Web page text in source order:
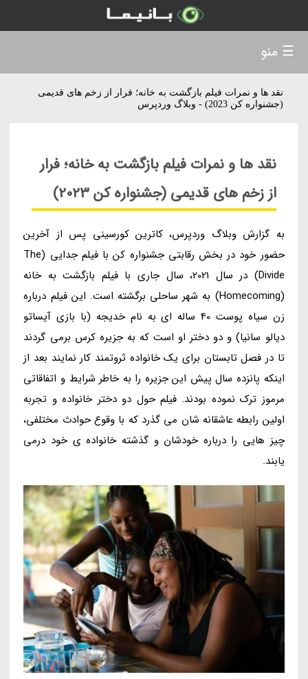
نقد ها و نمرات فیلم بازگشت به خانه؛ فرار از زخم های قدیمی
(جشنواره کن 2023) - وبلاگ وردپرس
نقد ها و نمرات فیلم بازگشت به خانه؛ فرار
از زخم های قدیمی (جشنواره کن 2023)
به گزارش وبلاگ وردپرس، کاترین کورسینی پس از آخرین
حضور خود در بخش رقابتی جشنواره کن با فیلم جدایی (The
Divide) در سال 2021، سال جاری با فیلم بازگشت به خانه
(Homecoming) به شهر ساحلی برگشته است. این فیلم درباره
زن سیاه پوست 40 ساله ای به نام خدیجه (با بازی آیساتو
دیالو سانیا) و دو دختر او است که به جزیره کرس برمی گردند
تا در فصل تابستان برای یک خانواده ثروتمند کار نمایند بعد از
اینکه پانزده سال پیش این جزیره را به خاطر شرایط و اتفاقاتی
مرموز ترک نموده بودند. فیلم حول دو دختر خانواده و تجربه
اولین رابطه عاشقانه شان می گذرد که با وقوع حوادث مختلفی،
چیز هایی را درباره خودشان و گذشته خانواده ی خود درمی
یابند.
☰ منو